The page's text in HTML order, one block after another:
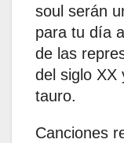
soul serán
para tu día
de las
del siglo XX
tauro. ​
Canciones